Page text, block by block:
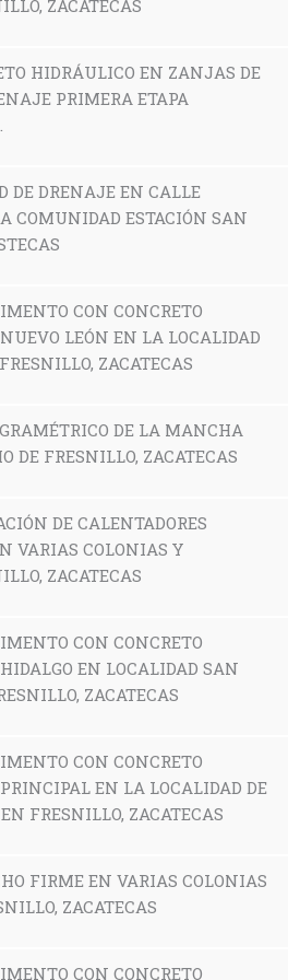
ZACATECAS
HIDRÁULICO EN ZANJAS DE
PRIMERA ETAPA
DE DRENAJE EN CALLE
COMUNIDAD ESTACIÓN SAN
CON CONCRETO
LEÓN EN LA LOCALIDAD
ZACATECAS
DE LA MANCHA
DE FRESNILLO, ZACATECAS
DE CALENTADORES
VARIAS COLONIAS Y
ZACATECAS
CON CONCRETO
EN LOCALIDAD SAN
ZACATECAS
CON CONCRETO
EN LA LOCALIDAD DE
FRESNILLO, ZACATECAS
FIRME EN VARIAS COLONIAS
ZACATECAS
CON CONCRETO